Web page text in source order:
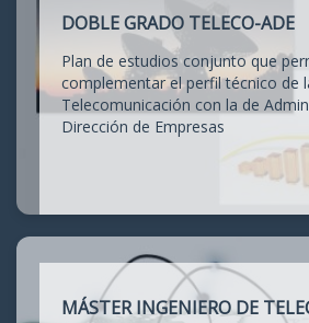
DOBLE GRADO TELECO-ADE
Plan de estudios conjunto que
complementar el perfil técnico de
Telecomunicación con la de
Dirección de Empresas
MÁSTER INGENIERO DE